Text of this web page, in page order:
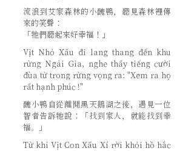
流浪到艾家森林的小醜鴨，聽見森林裡傳
來的笑聲：
「牠們聽起來好幸福！」
Vịt Nhỏ Xấu đi lang thang đến khu
rừng Ngải Gia, nghe thấy tiếng cười
đùa từ trong rừng vọng ra: "Xem ra họ
rất hạnh phúc !"
醜小鴨自從離開黑天鵝湖之後，遇見一位
智者告訴牠說：「找到家人，就能找到幸
福。」
Từ khi Vịt Con Xấu Xí rời khỏi hồ hắc